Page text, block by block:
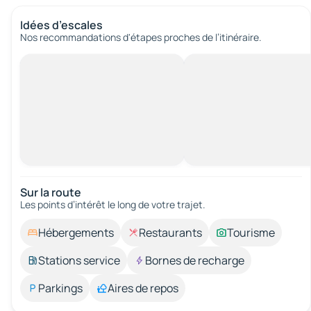
Idées d’escales
Nos recommandations d'étapes proches de l’itinéraire.
Sur la route
Les points d’intérêt le long de votre trajet.
Hébergements Restaurants
Tourisme
Stations service
Bornes de recharge
Parkings
Aires de repos